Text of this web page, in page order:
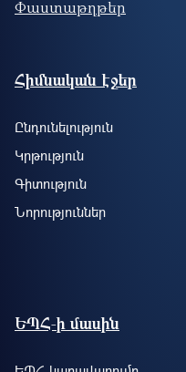
Փաստաթղթեր
Footer site information
Հիմնական էջեր
Ընդունելություն
Կրթություն
Գիտություն
Նորություններ
ԵՊՀ-ի մասին